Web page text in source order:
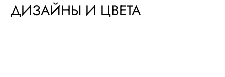
ДИЗАЙНЫ И ЦВЕТА